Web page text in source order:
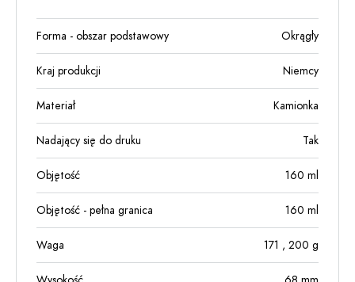
Forma - obszar podstawowy Okrągły
Kraj produkcji Niemcy
Materiał Kamionka
Nadający się do druku Tak
Objętość 160 ml
Objętość - pełna granica 160 ml
Waga 171 , 200 g